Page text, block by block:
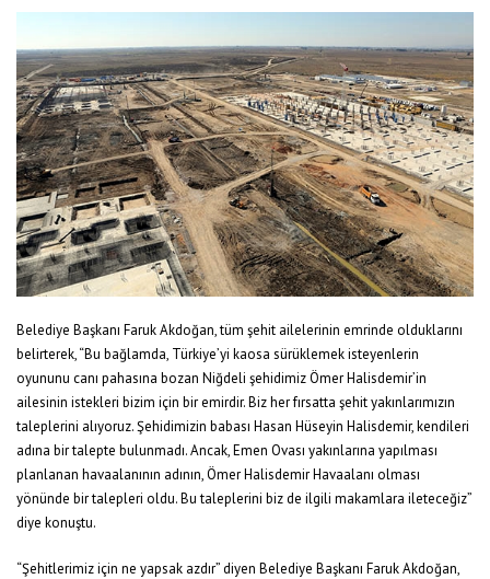
Belediye Başkanı Faruk Akdoğan, tüm şehit ailelerinin emrinde olduklarını
belirterek, “Bu bağlamda, Türkiye’yi kaosa sürüklemek isteyenlerin
oyununu canı pahasına bozan Niğdeli şehidimiz Ömer Halisdemir’in
ailesinin istekleri bizim için bir emirdir. Biz her fırsatta şehit yakınlarımızın
taleplerini alıyoruz. Şehidimizin babası Hasan Hüseyin Halisdemir, kendileri
adına bir talepte bulunmadı. Ancak, Emen Ovası yakınlarına yapılması
planlanan havaalanının adının, Ömer Halisdemir Havaalanı olması
yönünde bir talepleri oldu. Bu taleplerini biz de ilgili makamlara ileteceğiz”
diye konuştu.
“Şehitlerimiz için ne yapsak azdır” diyen Belediye Başkanı Faruk Akdoğan,